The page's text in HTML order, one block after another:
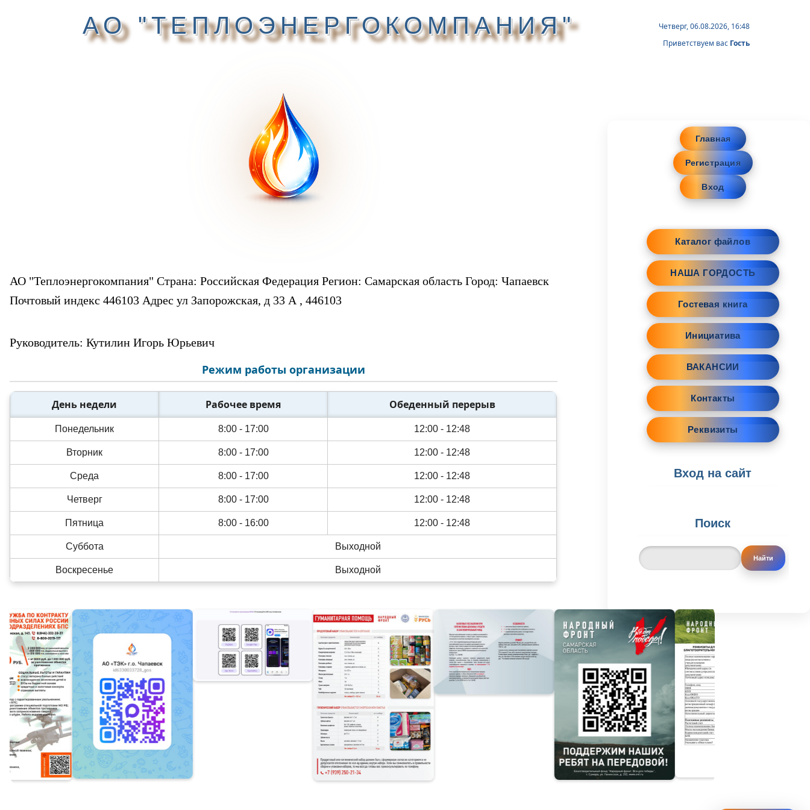
Четверг, 06.08.2026, 16:48
Приветствуем вас Гость
АО "ТЕПЛОЭНЕРГОКОМПАНИЯ"
АО "Теплоэнергокомпания" Страна: Российская Федерация Регион: Самарская область Город: Чапаевск
Почтовый индекс 446103 Адрес ул Запорожская, д 33 А , 446103
Руководитель: Кутилин Игорь Юрьевич
Режим работы организации
День недели Рабочее время Обеденный перерыв
Понедельник 8:00 - 17:00 12:00 - 12:48
Вторник 8:00 - 17:00 12:00 - 12:48
Среда 8:00 - 17:00 12:00 - 12:48
Четверг 8:00 - 17:00 12:00 - 12:48
Пятница 8:00 - 16:00 12:00 - 12:48
Суббота Выходной
Воскресенье Выходной
Главная
Регистрация
Вход
Каталог файлов
НАША ГОРДОСТЬ
Гостевая книга
Инициатива
ВАКАНСИИ
Контакты
Реквизиты
Вход на сайт
Поиск
☎ 📄
Реквизиты
организации